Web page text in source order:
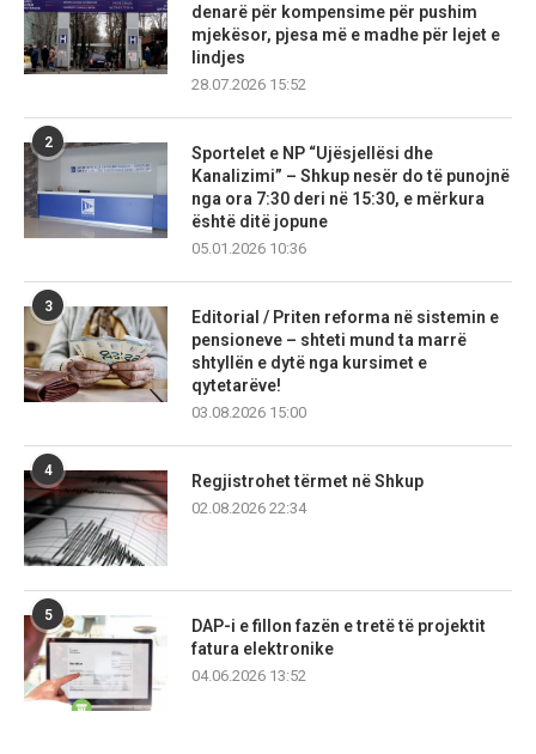
denarë për kompensime për pushim
mjekësor, pjesa më e madhe për lejet e
lindjes
28.07.2026 15:52
2
Sportelet e NP “Ujësjellësi dhe
Kanalizimi” – Shkup nesër do të punojnë
nga ora 7:30 deri në 15:30, e mërkura
është ditë jopune
05.01.2026 10:36
3
Editorial / Priten reforma në sistemin e
pensioneve – shteti mund ta marrë
shtyllën e dytë nga kursimet e
qytetarëve!
03.08.2026 15:00
4
Regjistrohet tërmet në Shkup
02.08.2026 22:34
5
DAP-i e fillon fazën e tretë të projektit
fatura elektronike
04.06.2026 13:52